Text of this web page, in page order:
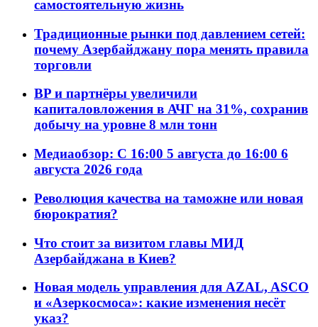
самостоятельную жизнь
Традиционные рынки под давлением сетей:
почему Азербайджану пора менять правила
торговли
BP и партнёры увеличили
капиталовложения в АЧГ на 31%, сохранив
добычу на уровне 8 млн тонн
Медиаобзор: С 16:00 5 августа до 16:00 6
августа 2026 года
Революция качества на таможне или новая
бюрократия?
Что стоит за визитом главы МИД
Азербайджана в Киев?
Новая модель управления для AZAL, ASCO
и «Азеркосмоса»: какие изменения несёт
указ?